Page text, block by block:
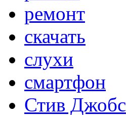
ремонт
скачать
слухи
смартфон
Стив Джобс